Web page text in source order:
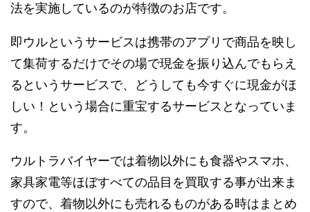
法を実施しているのが特徴のお店です。
即ウルというサービスは携帯のアプリで商品を映し
て集荷するだけでその場で現金を振り込んでもらえ
るというサービスで、どうしても今すぐに現金がほ
しい！という場合に重宝するサービスとなっていま
す。
ウルトラバイヤーでは着物以外にも食器やスマホ、
家具家電等ほぼすべての品目を買取する事が出来ま
すので、着物以外にも売れるものがある時はまとめ